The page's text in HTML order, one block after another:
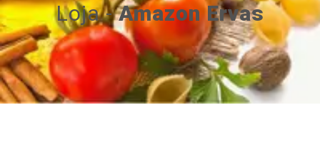
Loja -Amazon Ervas